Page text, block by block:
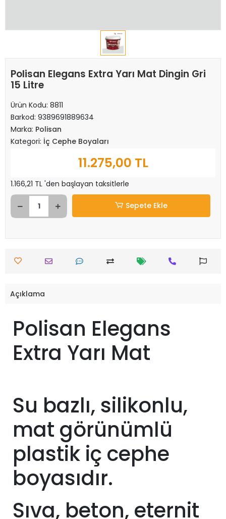
Polisan Elegans Extra Yarı Mat Dingin Gri
15 Litre
Ürün Kodu: 8811
Barkod: 9389691889634
Marka: Polisan
Kategori: İç Cephe Boyaları
11.275,00 TL
1.166,21 TL 'den başlayan taksitlerle
Sepete Ekle
Açıklama
Polisan Elegans
Extra Yarı Mat
Su bazlı, silikonlu,
mat görünümlü
plastik iç cephe
boyasıdır.
Sıva, beton, eternit